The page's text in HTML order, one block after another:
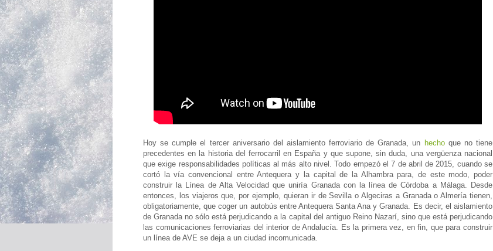
Hoy se cumple el tercer aniversario del aislamiento ferroviario de Granada, un hechoque no tiene
precedentes en la historia del ferrocarril en España y que supone, sin duda, una vergüenza nacional
que exige responsabilidades políticas al más alto nivel. Todo empezó el 7 de abril de 2015, cuando se
cortó la vía convencional entre Antequera y la capital de la Alhambra para, de este modo, poder
construir la Línea de Alta Velocidad que uniría Granada con la línea de Córdoba a Málaga. Desde
entonces, los viajeros que, por ejemplo, quieran ir de Sevilla o Algeciras a Granada o Almería tienen,
obligatoriamente, que coger un autobús entre Antequera Santa Ana y Granada. Es decir, el aislamiento
de Granada no sólo está perjudicando a la capital del antiguo Reino Nazarí, sino que está perjudicando
las comunicaciones ferroviarias del interior de Andalucía. Es la primera vez, en fin, que para construir
un línea de AVE se deja a un ciudad incomunicada.